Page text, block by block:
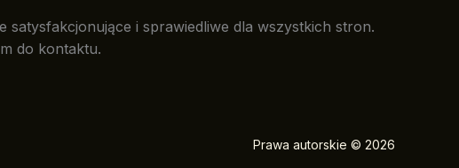
i sprawiedliwe dla wszystkich stron.
do kontaktu.
Prawa autorskie © 2026